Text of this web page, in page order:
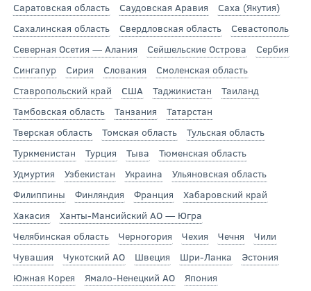
Саратовская область
Саудовская Аравия
Саха (Якутия)
Сахалинская область
Свердловская область
Севастополь
Северная Осетия — Алания
Сейшельские Острова
Сербия
Сингапур
Сирия Словакия
Смоленская область
Ставропольский край
США Таджикистан
Таиланд
Тамбовская область
Танзания
Татарстан
Тверская область
Томская область
Тульская область
Туркменистан
Турция Тыва
Тюменская область
Удмуртия
Узбекистан Украина
Ульяновская область
Филиппины
Финляндия Франция
Хабаровский край
Хакасия
Ханты-Мансийский АО — Югра
Челябинская область
Черногория Чехия Чечня
Чили
Чувашия
Чукотский АО Швеция Шри-Ланка
Эстония
Южная Корея
Ямало-Ненецкий АО
Япония